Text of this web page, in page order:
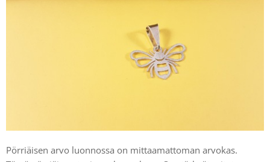
Pörriäisen arvo luonnossa on mittaamattoman arvokas.